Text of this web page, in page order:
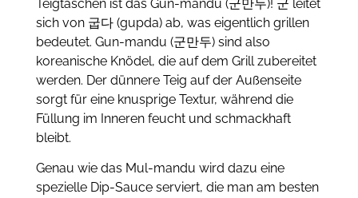
Teigtaschen ist das Gun-mandu (군만두)! 군 leitet
sich von 굽다 (gupda) ab, was eigentlich grillen
bedeutet. Gun-mandu (군만두) sind also
koreanische Knödel, die auf dem Grill zubereitet
werden. Der dünnere Teig auf der Außenseite
sorgt für eine knusprige Textur, während die
Füllung im Inneren feucht und schmackhaft
bleibt.
Genau wie das Mul-mandu wird dazu eine
spezielle Dip-Sauce serviert, die man am besten